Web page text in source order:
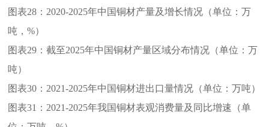
图表28： 2020-2025年中国铜材产量及增长情况（单位：万
吨，%）
图表29：截至2025年中国铜材产量区域分布情况（单位：万
吨）
图表30： 2021-2025年中国铜材进出口量情况（单位：万吨）
图表31： 2021-2025年我国铜材表观消费量及同比增速（单